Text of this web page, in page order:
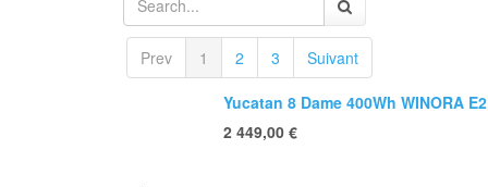
Prev 1 2 3 Suivant
Yucatan 8 Dame 400Wh WINORA
2 449,00 €